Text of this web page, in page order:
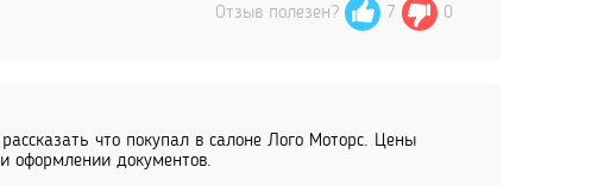
Отзыв полезен? 7 0
что покупал в салоне Лого Моторс. Цены
оформлении документов.